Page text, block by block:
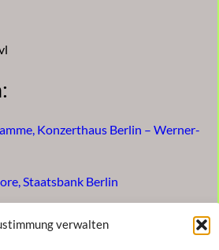
verwalten
Konzerthaus Berlin – Werner-
Staatsbank Berlin